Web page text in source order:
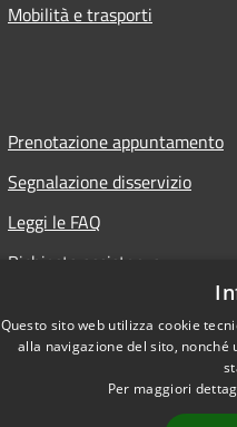
Mobilità e trasporti
Prenotazione appuntamento
Segnalazione disservizio
Leggi le FAQ
Richiesta assistenza
Questo sito web utilizza cookie
alla navigazione del sito,
Per maggiori